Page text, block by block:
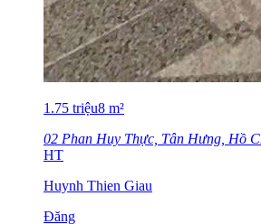
1.75 triệu8 m²
02 Phan Huy Thực, Tân Hưng, Hồ
HT
Huynh Thien Giau
Đăng